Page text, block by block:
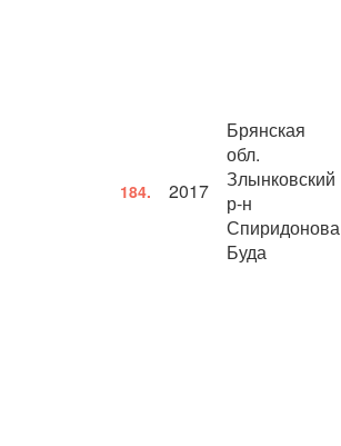
184. 2017
Брянская
обл.
Злынковский
р-н
Спиридонова
Буда